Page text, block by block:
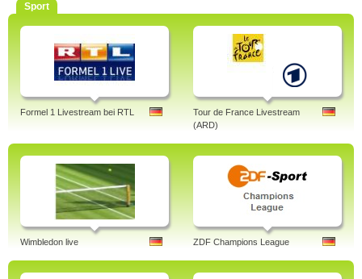
Sport
Formel 1 Livestream bei RTL
Tour de France Livestream
(ARD)
Wimbledon live ZDF Champions League